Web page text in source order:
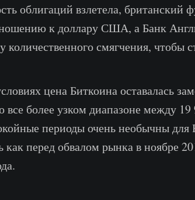
облигаций взлетела, британский
к доллару США, а Банк
смягчения, чтобы
цена Биткоина оставалась
все более узком диапазоне между
периоды очень необычны для
перед обвалом рынка в ноябре